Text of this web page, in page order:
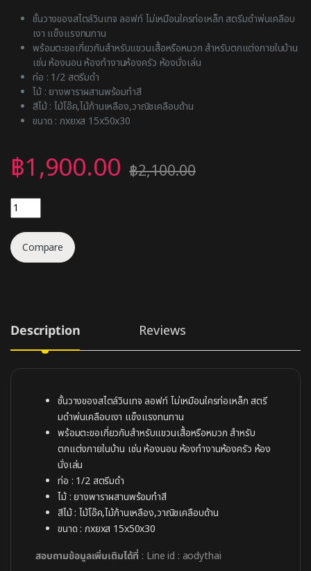
ชั้นวางของสไตล์วินเทจ ลอฟท์ ไม่เหมือนใครท่อเหล็ก สตรีมดำพ่นเคลือบ
เงา แข็งแรงทนทาน
พร้อมตะขอเกี่ยวกับสำหรับแขวนเสื้อหรือหมวก สำหรับตกแต่งภายในบ้าน
เช่น ห้องนอน ห้องทำงานห้องครัว ห้องนั่งเล่น
ท่อ : 1/2 สตรีมดำ
ไม้ : ยางพาราผสานพร้อมทำสี
สีไม้ : ไม้โอ๊ค,ไม้ก้านเหลือง,วาณิชเคลือบด้าน
ขนาด : กxยxส 15x50x30
฿1,900.00 ฿2,100.00
ชั้นวางตะขอเกี่ยว quantity
Compare
Description Reviews
ชั้นวางของสไตล์วินเทจ ลอฟท์ ไม่เหมือนใครท่อเหล็ก สตรี
มดำพ่นเคลือบเงา แข็งแรงทนทาน
พร้อมตะขอเกี่ยวกับสำหรับแขวนเสื้อหรือหมวก สำหรับ
ตกแต่งภายในบ้าน เช่น ห้องนอน ห้องทำงานห้องครัว ห้อง
นั่งเล่น
ท่อ : 1/2 สตรีมดำ
ไม้ : ยางพาราผสานพร้อมทำสี
สีไม้ : ไม้โอ๊ค,ไม้ก้านเหลือง,วาณิชเคลือบด้าน
ขนาด : กxยxส 15x50x30
สอบถามข้อมูลเพิ่มเติมได้ที่ : Line id : aodythai